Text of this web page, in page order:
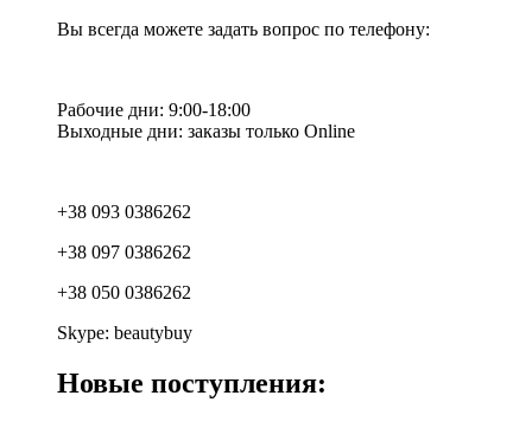
Вы всегда можете задать вопрос по телефону:
Рабочие дни: 9:00-18:00
Выходные дни: заказы только Online
+38 093 0386262
+38 097 0386262
+38 050 0386262
Skype: beautybuy
Новые поступления: